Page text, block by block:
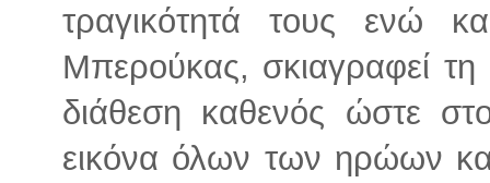
τραγικότητά τους ενώ
Μπερούκας, σκιαγραφεί
διάθεση καθενός ώστε
εικόνα όλων των ηρώων